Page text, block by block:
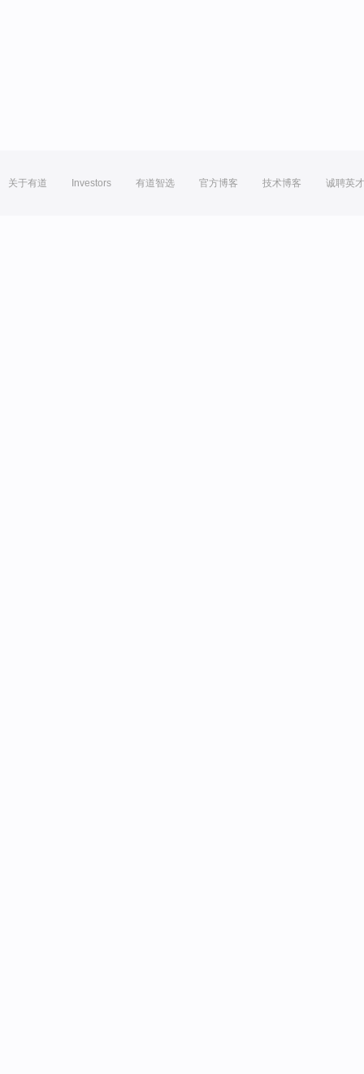
关于有道 Investors 有道智选 官方博客 技术博客 诚聘英才